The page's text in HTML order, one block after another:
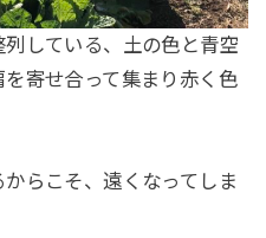
している、土の色と青空
寄せ合って集まり赤く色
らこそ、遠くなってしま